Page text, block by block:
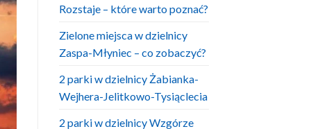
Rozstaje – które warto poznać?
Zielone miejsca w dzielnicy
Zaspa-Młyniec – co zobaczyć?
2 parki w dzielnicy Żabianka-
Wejhera-Jelitkowo-Tysiąclecia
2 parki w dzielnicy Wzgórze